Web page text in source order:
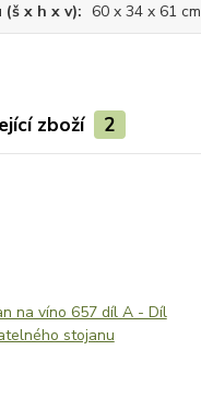
(š x h x v) 60 x 34 x 61 cm
zboží 2